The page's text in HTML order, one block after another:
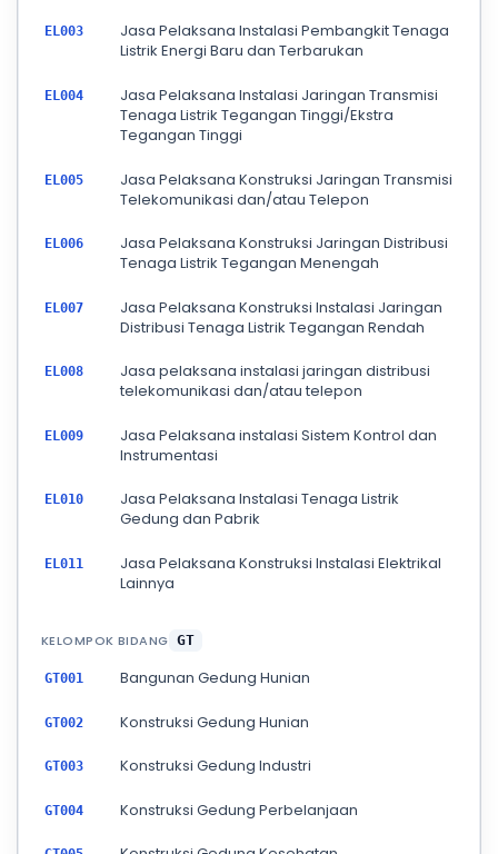
EL003
Jasa Pelaksana Instalasi Pembangkit Tenaga
Listrik Energi Baru dan Terbarukan
EL004
Jasa Pelaksana Instalasi Jaringan Transmisi
Tenaga Listrik Tegangan Tinggi/Ekstra
Tegangan Tinggi
EL005
Jasa Pelaksana Konstruksi Jaringan Transmisi
Telekomunikasi dan/atau Telepon
EL006
Jasa Pelaksana Konstruksi Jaringan Distribusi
Tenaga Listrik Tegangan Menengah
EL007
Jasa Pelaksana Konstruksi Instalasi Jaringan
Distribusi Tenaga Listrik Tegangan Rendah
EL008
Jasa pelaksana instalasi jaringan distribusi
telekomunikasi dan/atau telepon
EL009
Jasa Pelaksana instalasi Sistem Kontrol dan
Instrumentasi
EL010
Jasa Pelaksana Instalasi Tenaga Listrik
Gedung dan Pabrik
EL011
Jasa Pelaksana Konstruksi Instalasi Elektrikal
Lainnya
KELOMPOK BIDANG GT
GT001 Bangunan Gedung Hunian
GT002 Konstruksi Gedung Hunian
GT003 Konstruksi Gedung Industri
GT004 Konstruksi Gedung Perbelanjaan